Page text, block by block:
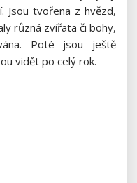
Jsou tvořena z hvězd,
různá zvířata či bohy,
Poté jsou ještě
vidět po celý rok.